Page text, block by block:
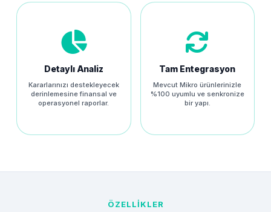
Detaylı Analiz
Kararlarınızı destekleyecek
derinlemesine finansal ve
operasyonel raporlar.
Tam Entegrasyon
Mevcut Mikro ürünlerinizle
%100 uyumlu ve senkronize
bir yapı.
ÖZELLİKLER